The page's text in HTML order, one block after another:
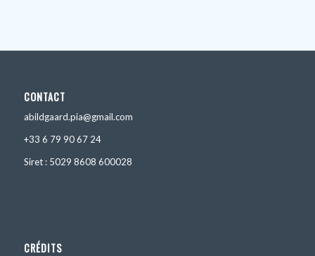
CONTACT
abildgaard.pia@gmail.com
+33 6 79 90 67 24
Siret : 5029 8608 600028
CRÉDITS